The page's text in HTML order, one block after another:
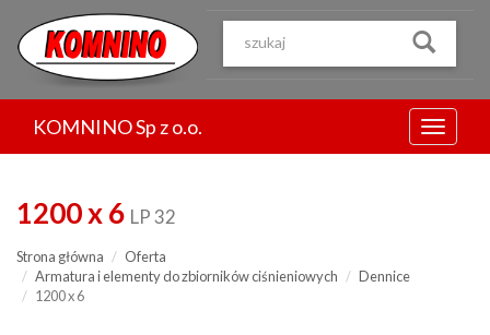
treści
Menu
KOMNINO Sp z o.o.
1200 x 6 LP 32
Strona główna
Oferta
Armatura i elementy do zbiorników ciśnieniowych
Dennice
1200 x 6